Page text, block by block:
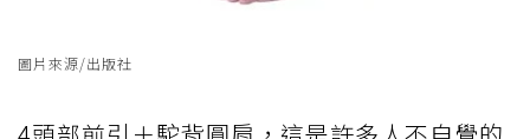
圖片來源/出版社